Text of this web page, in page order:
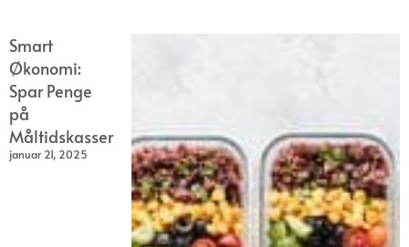
Smart
Økonomi:
Spar Penge
på
Måltidskasser
januar 21, 2025